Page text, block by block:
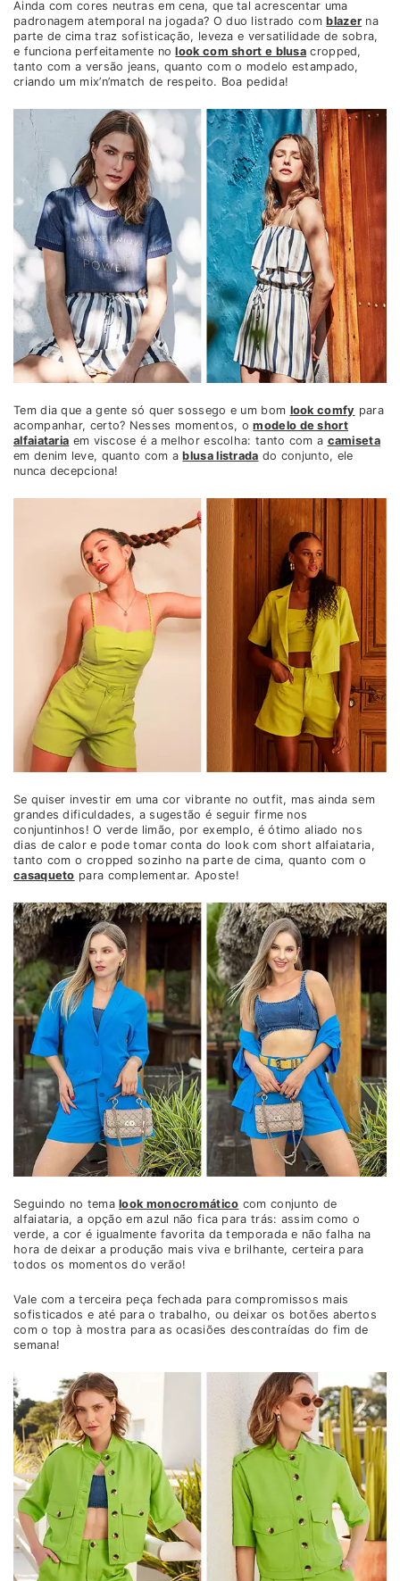
Ainda com cores neutras em cena, que tal acrescentar uma
padronagem atemporal na jogada? O duo listrado comblazer na
parte de cima traz sofisticação, leveza e versatilidade de sobra,
e funciona perfeitamente nolook com short e blusa cropped,
tanto com a versão jeans, quanto com o modelo estampado,
criando um mix’n’match de respeito. Boa pedida!
Tem dia que a gente só quer sossego e um bom look comfy para
acompanhar, certo? Nesses momentos, omodelo de short
alfaiataria em viscose é a melhor escolha: tanto com a camiseta
em denim leve, quanto com ablusa listrada do conjunto, ele
nunca decepciona!
Se quiser investir em uma cor vibrante no outfit, mas ainda sem
grandes dificuldades, a sugestão é seguir firme nos
conjuntinhos! O verde limão, por exemplo, é ótimo aliado nos
dias de calor e pode tomar conta do look com short alfaiataria,
tanto com o cropped sozinho na parte de cima, quanto com o
casaqueto para complementar. Aposte!
Seguindo no temalook monocromático com conjunto de
alfaiataria, a opção em azul não fica para trás: assim como o
verde, a cor é igualmente favorita da temporada e não falha na
hora de deixar a produção mais viva e brilhante, certeira para
todos os momentos do verão!
Vale com a terceira peça fechada para compromissos mais
sofisticados e até para o trabalho, ou deixar os botões abertos
com o top à mostra para as ocasiões descontraídas do fim de
semana!